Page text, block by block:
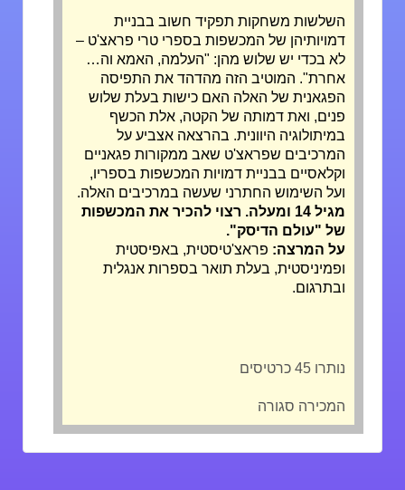
השלשות משחקות תפקיד חשוב בבניית
דמויותיהן של המכשפות בספרי טרי פראצ'ט –
לא בכדי יש שלוש מהן: "העלמה, האמא וה…
אחרת". המוטיב הזה מהדהד את התפיסה
הפגאנית של האלה האם כישות בעלת שלוש
פנים, ואת דמותה של הקטה, אלת הכשף
במיתולוגיה היוונית. בהרצאה אצביע על
המרכיבים שפראצ'ט שאב ממקורות פגאניים
וקלאסיים בבניית דמויות המכשפות בספריו,
ועל השימוש החתרני שעשה במרכיבים האלה.
מגיל 14 ומעלה. רצוי להכיר את המכשפות
של "עולם הדיסק".
על המרצה:פראצ'טיסטית, באפיסטית
ופמיניסטית, בעלת תואר בספרות אנגלית
ובתרגום.
המכירה סגורה